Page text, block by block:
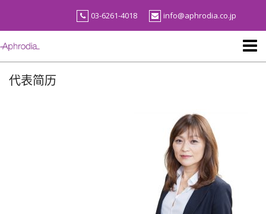
content
03-6261-4018 info@aphrodia.co.jp
代表简历